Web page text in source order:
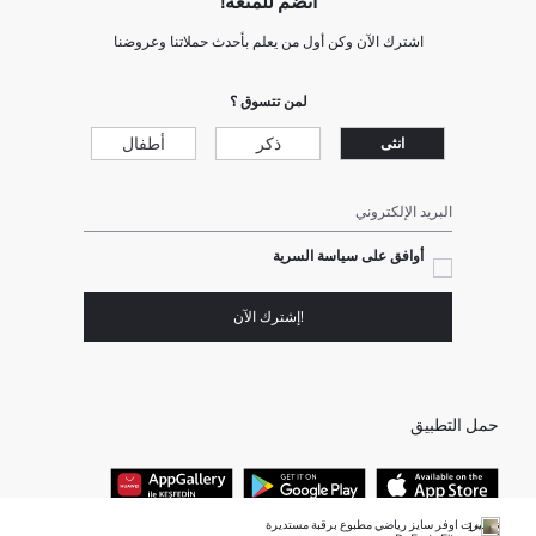
تيشيرت اوفر سايز رياضي مطبوع برقبة مستديرة
+1
اشترك الآن وكن أول من يعلم بأحدث حملاتنا وعروضنا
لمن تتسوق ؟
انثى ذكر أطفال
البريد الإلكتروني
أوافق على سياسة السرية
!إشترك الآن
حمل التطبيق